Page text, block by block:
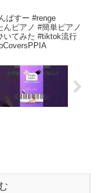
ぱすー #renge
んピアノ #簡単ピアノ
いてみた #tiktok流行